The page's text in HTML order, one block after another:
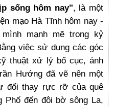
sống hôm nay", là một
mạo Hà Tĩnh hôm nay -
mạnh mẽ trong kỷ
việc sử dụng các góc
thuật xử lý bố cục, ánh
Hướng đã vẽ nên một
đổi thay rực rỡ của quê
Phố đến đôi bờ sông La,